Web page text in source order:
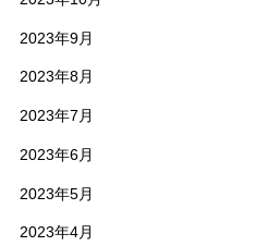
2023年9月
2023年8月
2023年7月
2023年6月
2023年5月
2023年4月